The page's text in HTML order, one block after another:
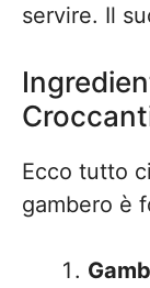
servire. Il
Ecco tutto
gambero è